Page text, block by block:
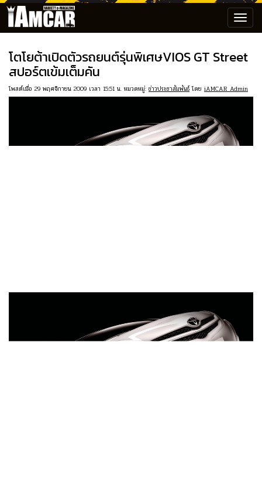
โตโยต้าเปิดตัวรถยนต์รุ่นพิเศษVIOS GT Street
สปอร์ตเข้มเต็มคัน
โพสต์เมื่อ 29 พฤศจิกายน 2009 เวลา 15:51 น. หมวดหมู่: ข่าวประชาสัมพันธ์โดย iAMCAR Admin